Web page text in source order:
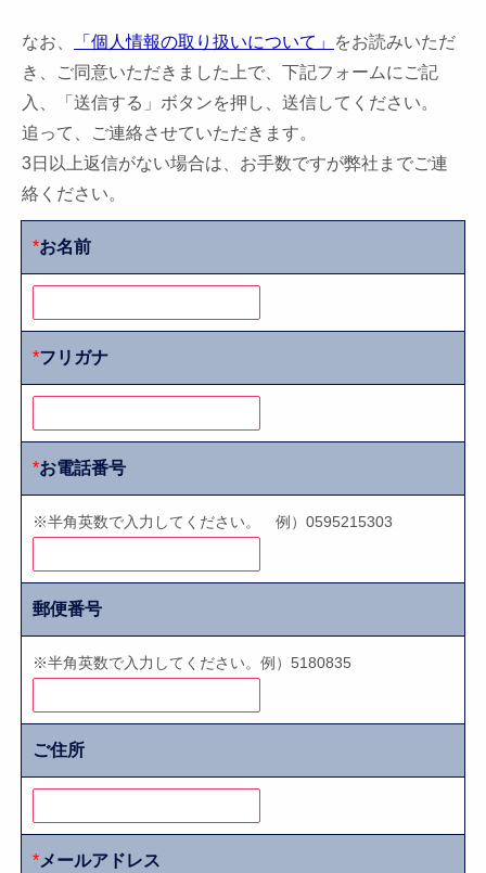
なお、 「個人情報の取り扱いについて」
をお読みいただ
き、ご同意いただきました上で、下記フォームにご記
入、「送信する」ボタンを押し、送信してください。
追って、ご連絡させていただきます。
3日以上返信がない場合は、お手数ですが弊社までご連
絡ください。
*お名前
*フリガナ
*お電話番号
※半角英数で入力してください。 例）0595215303
郵便番号
※半角英数で入力してください。例）5180835
ご住所
*メールアドレス